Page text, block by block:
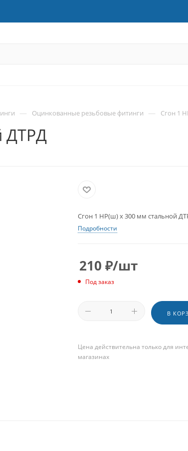
— Оцинкованные резьбовые фитинги — Сгон 1
ДТРД
Сгон 1 НР(ш) х 300 мм стальной
Подробности
210 ₽/шт
Под заказ
В
Цена действительна только для
магазинах